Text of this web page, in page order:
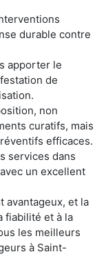
durable contre
apporter le
de
non
curatifs, mais
efficaces.
services dans
un excellent
avantageux, et la
fiabilité et à la
les meilleurs
à Saint-